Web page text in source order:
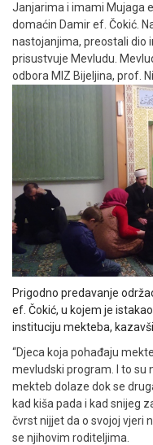
Janjarima i imami Mujaga
domaćin Damir ef. Čokić.
nastojanjima, preostali dio
prisustvuje Mevludu.
odbora MIZ Bijeljina, prof.
Prigodno predavanje
ef. Čokić, u kojem je
instituciju mekteba,
“Djeca koja pohađaju
mevludski program. I to su
mekteb dolaze dok se
kad kiša pada i kad snijeg
čvrst nijjet da o svojoj vjeri
se njihovim roditeljima.